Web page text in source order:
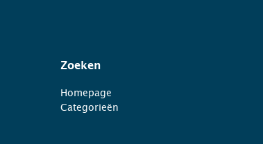
Zoeken
Homepage
Categorieën